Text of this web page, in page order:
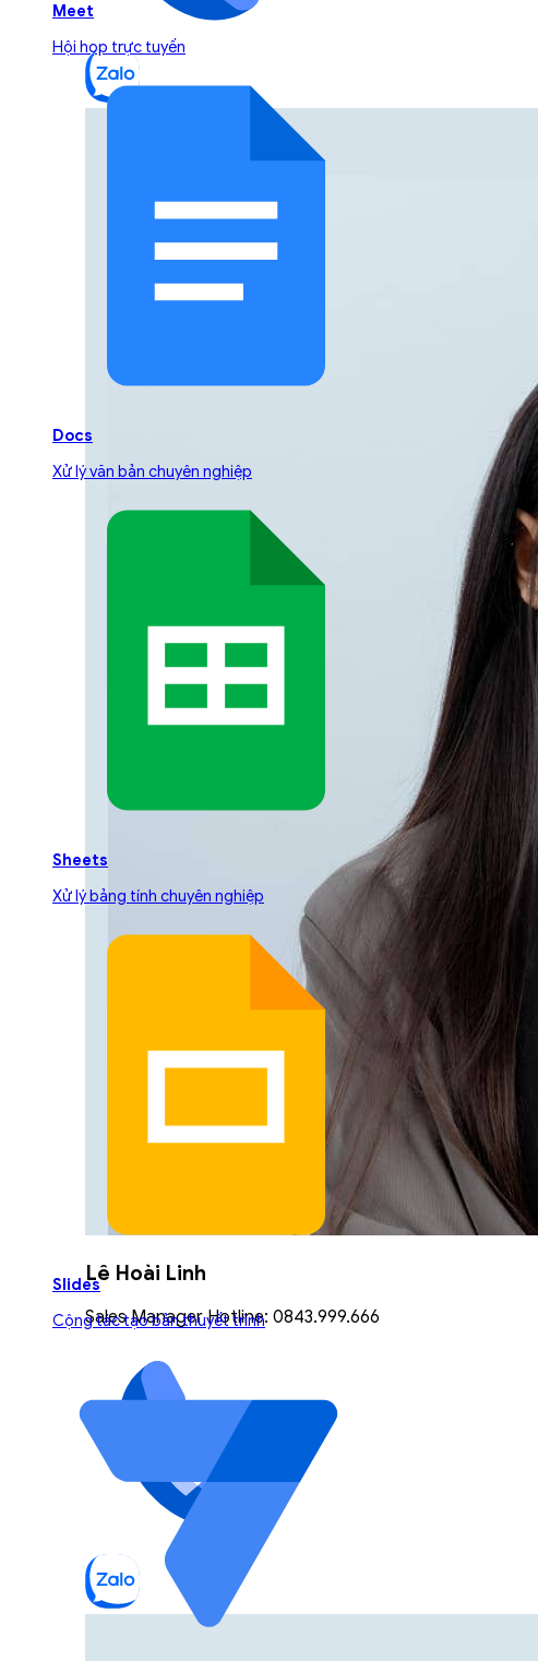
Lê Hoài Linh
Sales Manager Hotline: 0843.999.666
Meet
Hội họp trực tuyến
Docs
Xử lý văn bản chuyên nghiệp
Sheets
Xử lý bảng tính chuyên nghiệp
Slides
Cộng tác tạo bản thuyết trình